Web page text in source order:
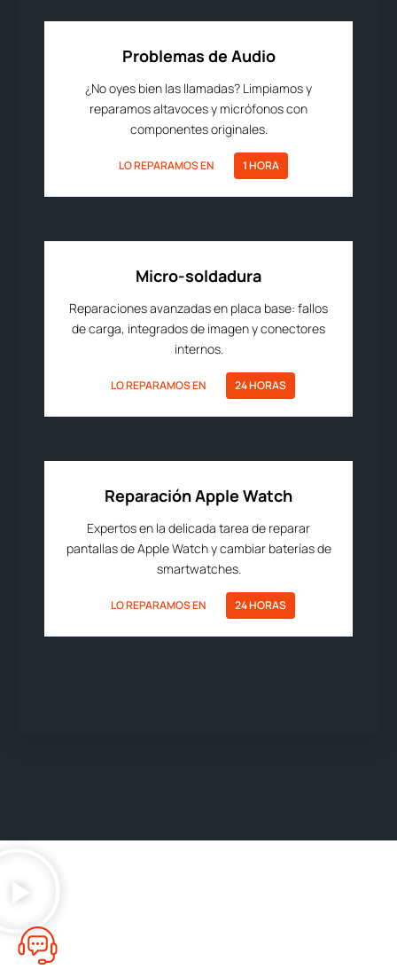
Problemas de Audio
¿No oyes bien las llamadas? Limpiamos y
reparamos altavoces y micrófonos con
componentes originales.
LO REPARAMOS EN 1 HORA
Micro-soldadura
Reparaciones avanzadas en placa base: fallos
de carga, integrados de imagen y conectores
internos.
LO REPARAMOS EN 24 HORAS
Reparación Apple Watch
Expertos en la delicada tarea de reparar
pantallas de Apple Watch y cambiar baterías de
smartwatches.
LO REPARAMOS EN 24 HORAS